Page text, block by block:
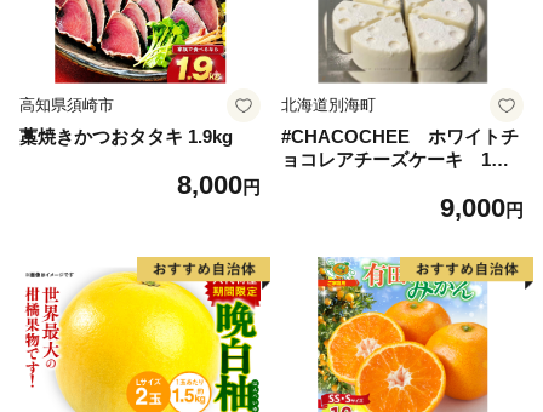
高知県須崎市
藁焼きかつおタタキ 1.9kg
8,000円
北海道別海町
#CHACOCHEE ホワイトチ
ョコレアチーズケーキ 1ホ
海町,チーズ,ちーず,チーズケ
9,000円